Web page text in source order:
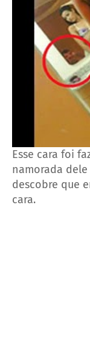
Esse cara foi
namorada
descobre que
cara.